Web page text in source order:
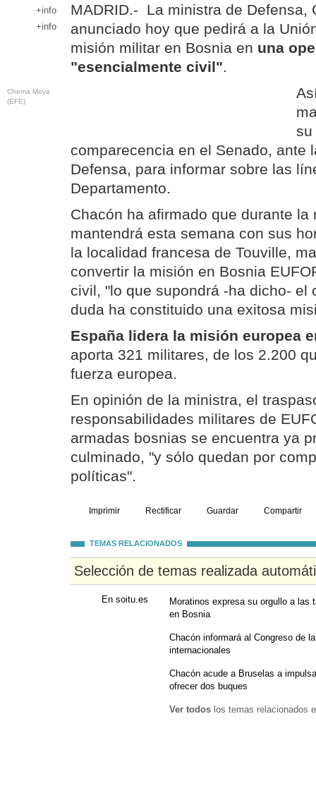
+info
+info
MADRID.- La ministra de Defensa,
anunciado hoy que pedirá a la
misión militar en Bosnia en una
"esencialmente civil".
Chema Moya
(EFE)
su
comparecencia en el Senado, ante
Defensa, para informar sobre las
Departamento.
Chacón ha afirmado que durante la
mantendrá esta semana con sus
la localidad francesa de Touville,
convertir la misión en Bosnia
civil, "lo que supondrá -ha dicho- el
duda ha constituido una exitosa
España lidera la misión europea
aporta 321 militares, de los 2.200
fuerza europea.
En opinión de la ministra, el
responsabilidades militares de
armadas bosnias se encuentra ya
culminado, "y sólo quedan por
políticas".
Imprimir Rectificar Guardar Compartir
TEMAS RELACIONADOS
Selección de temas realizada
En soitu.es
Moratinos expresa su orgullo a las
en Bosnia
Chacón informará al Congreso de
internacionales
Chacón acude a Bruselas a
ofrecer dos buques
Ver todos los temas relacionados